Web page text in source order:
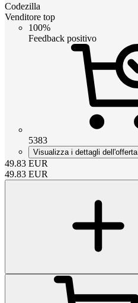
Codezilla
Venditore top
100%
Feedback positivo
5383
Visualizza i dettagli dell'offerta
49.83 EUR
49.83 EUR